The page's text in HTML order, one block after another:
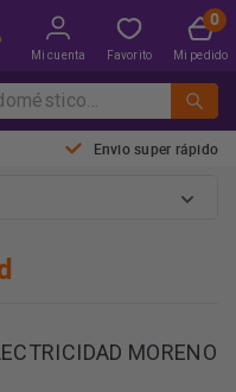
Mi cuenta Favorito Mi pedido
Envio super rápido
MORENO